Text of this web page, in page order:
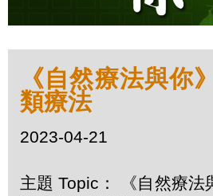
《自然療法與你
類療法
2023-04-21
主題 Topic： 《自然療法